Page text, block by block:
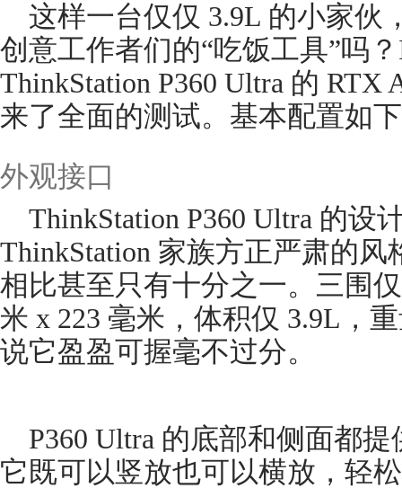
这样一台仅仅 3.9L 的小家伙
创意工作者们的“吃饭工具”吗
ThinkStation P360 Ultra 的 RTX
来了全面的测试。基本配置如
外观接口
ThinkStation P360 Ultra 的设
ThinkStation 家族方正严肃的
相比甚至只有十分之一。三围
米 x 223 毫米，体积仅 3.9L，
说它盈盈可握毫不过分。
P360 Ultra 的底部和侧面都
它既可以竖放也可以横放，轻